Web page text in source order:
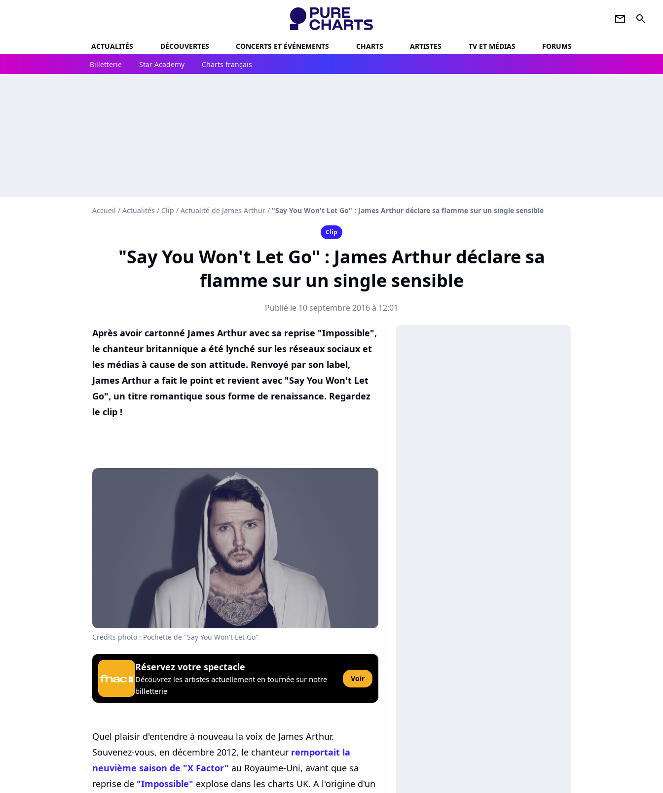
newsletter search
ACTUALITÉS DÉCOUVERTES CONCERTS ET ÉVÉNEMENTS CHARTS ARTISTES TV ET MÉDIAS
FORUMS
Billetterie
Star Academy Charts français
Accueil / Actualités / Clip / Actualité de James Arthur / "Say You Won't Let Go" : James Arthur déclare sa flamme sur un single sensible
Clip
"Say You Won't Let Go" : James Arthur déclare sa
flamme sur un single sensible
Publié le 10 septembre 2016 à 12:01
Après avoir cartonné James Arthur avec sa reprise "Impossible",
le chanteur britannique a été lynché sur les réseaux sociaux et
les médias à cause de son attitude. Renvoyé par son label,
James Arthur a fait le point et revient avec "Say You Won't Let
Go", un titre romantique sous forme de renaissance. Regardez
le clip !
Crédits photo : Pochette de "Say You Won't Let Go"
Réservez votre spectacle
Découvrez les artistes actuellement en tournée sur notre
billetterie
Voir
Quel plaisir d'entendre à nouveau la voix de James Arthur.
Souvenez-vous, en décembre 2012, le chanteur remportait la
neuvième saison de "X Factor" au Royaume-Uni, avant que sa
reprise de "Impossible" explose dans les charts UK. A l'origine d'un